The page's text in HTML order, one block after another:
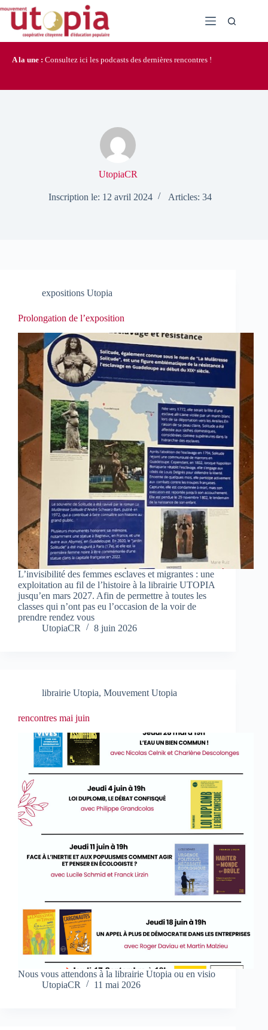
contenu
A la une : Consultez ici les podcasts des dernières rencontres !
UtopiaCR
Inscription le: 12 avril 2024 Articles: 34
expositions Utopia
Prolongation de l’exposition
L’invisibilité des femmes esclaves et migrantes : une
exploitation au fil de l’histoire à la librairie UTOPIA
jusqu’en mars 2027. Afin de permettre à toutes les
classes qui n’ont pas eu l’occasion de la voir de
prendre rendez vous
UtopiaCR
8 juin 2026
librairie Utopia, Mouvement Utopia
rencontres mai juin
Nous vous attendons à la librairie Utopia ou en visio
UtopiaCR
11 mai 2026